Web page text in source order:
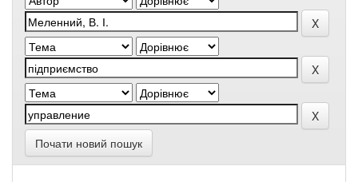
Почати новий пошук